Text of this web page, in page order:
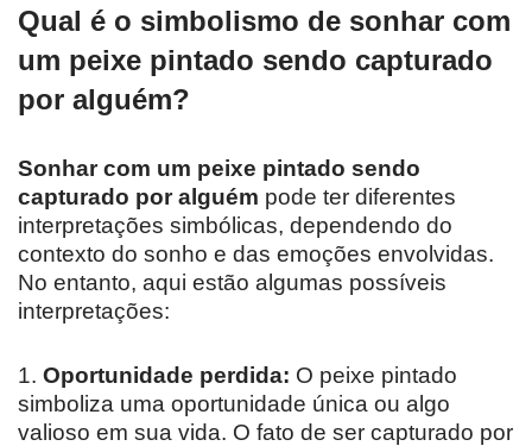
Qual é o simbolismo de sonhar com
um peixe pintado sendo capturado
por alguém?
Sonhar com um peixe pintado sendo
capturado por alguém pode ter diferentes
interpretações simbólicas, dependendo do
contexto do sonho e das emoções envolvidas.
No entanto, aqui estão algumas possíveis
interpretações:
1. Oportunidade perdida: O peixe pintado
simboliza uma oportunidade única ou algo
valioso em sua vida. O fato de ser capturado por